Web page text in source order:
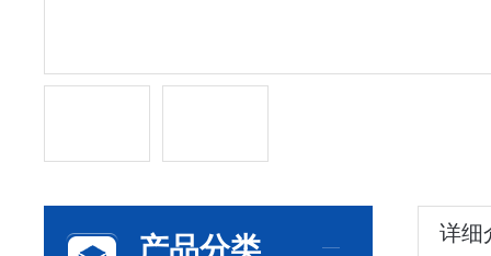
产品分类 详细